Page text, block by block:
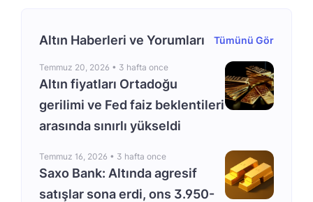
Altın Haberleri ve Yorumları Tümünü Gör
Temmuz 20, 2026 • 3 hafta once
Altın fiyatları Ortadoğu
gerilimi ve Fed faiz beklentileri
arasında sınırlı yükseldi
Temmuz 16, 2026 • 3 hafta once
Saxo Bank: Altında agresif
satışlar sona erdi, ons 3.950-